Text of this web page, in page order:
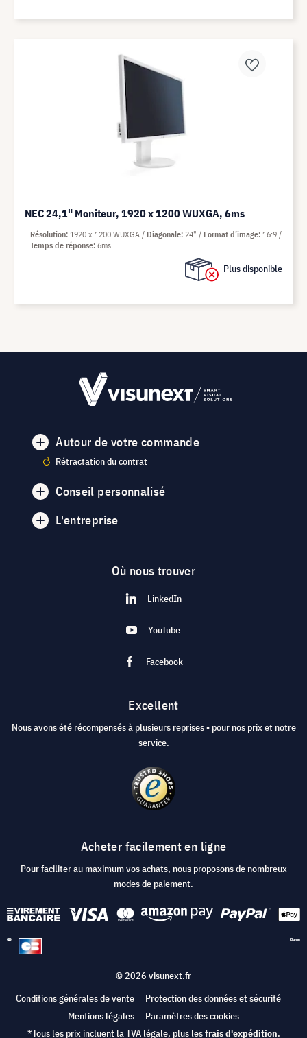
NEC 24,1" Moniteur, 1920 x 1200 WUXGA, 6ms
Plus disponible
Résolution 1920 x 1200 WUXGA Diagonale 24" Format d’image 16:9
Temps de réponse 6ms
Autour de votre commande
Rétractation du contrat
Conseil personnalisé
L'entreprise
Où nous trouver
LinkedIn
YouTube
Facebook
Excellent
Nous avons été récompensés à plusieurs reprises - pour nos prix et notre
service.
Acheter facilement en ligne
Pour faciliter au maximum vos achats, nous proposons de nombreux
modes de paiement.
© 2026 visunext.fr
Conditions générales de vente
Protection des données et sécurité
Mentions légales
Paramètres des cookies
*Tous les prix incluent la TVA légale, plus lesfrais d'expédition.